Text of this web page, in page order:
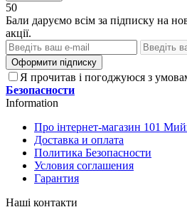
50
Бали даруємо всім за підписку на
акції.
Оформити підписку
Я прочитав і погоджуюся з
Безопасности
Information
Про інтернет-магазин 101
Доставка и оплата
Политика Безопасности
Условия соглашения
Гарантия
Наші контакти